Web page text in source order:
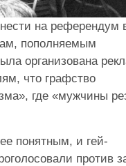
на референдум
пополняемым
организована
что графство
где «мужчины
понятным, и гей-
против